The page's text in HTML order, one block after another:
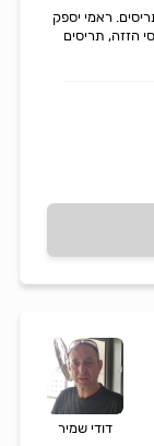
ראמי יספק
הזזה, תריסים
דודי שמיר